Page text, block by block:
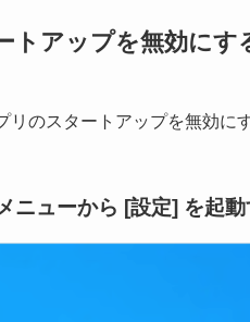
トアップを無効にす
リのスタートアップを無効に
ニューから [設定] を起